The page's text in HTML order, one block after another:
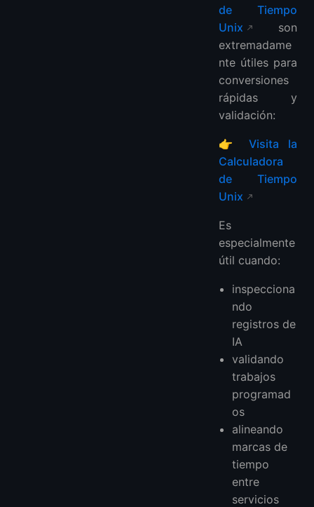
de Tiempo
Unix
son
extremadame
nte útiles para
conversiones
rápidas y
validación:
👉 Visita la
Calculadora
de Tiempo
Unix
Es
especialmente
útil cuando:
inspecciona
ndo
registros de
IA
validando
trabajos
programad
os
alineando
marcas de
tiempo
entre
servicios